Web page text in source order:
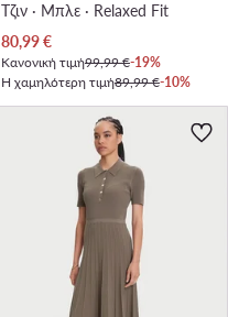
Τζιν · Μπλε · Relaxed Fit
Τρέχουσα τιμή
80,99€
Κανονική τιμή99,99 €-19%
Η χαμηλότερη τιμή89,99 €-10%